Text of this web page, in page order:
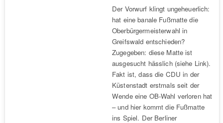
Der Vorwurf klingt ungeheuerlich:
hat eine banale Fußmatte die
Oberbürgermeisterwahl in
Greifswald entschieden?
Zugegeben: diese Matte ist
ausgesucht hässlich (siehe Link).
Fakt ist, dass die CDU in der
Küstenstadt erstmals seit der
Wende eine OB-Wahl verloren hat
– und hier kommt die Fußmatte
ins Spiel. Der Berliner